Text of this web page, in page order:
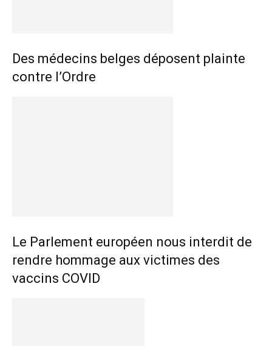
Des médecins belges déposent plainte
contre l’Ordre
Le Parlement européen nous interdit de
rendre hommage aux victimes des
vaccins COVID